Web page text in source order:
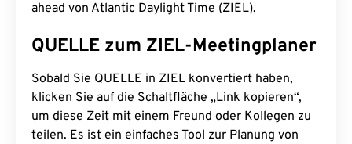
ahead von Atlantic Daylight Time (ZIEL).
QUELLE zum ZIEL-Meetingplaner
Sobald Sie QUELLE in ZIEL konvertiert haben,
klicken Sie auf die Schaltfläche „Link kopieren“,
um diese Zeit mit einem Freund oder Kollegen zu
teilen. Es ist ein einfaches Tool zur Planung von